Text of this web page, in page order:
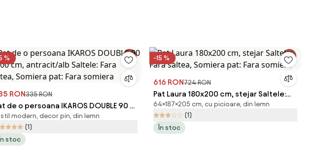
%
RON335 RON
de o persoana IKAROS DOUBLE 90 x
cm, antracit/alb Saltele: Fara
Somiera pat: Fara somiera
stil modern, decor pin, din lemn
(1)
În stoc
-15 %
616 RON724 RON
Pat Laura 180x200 cm, stejar Saltele:
Fara saltea, Somiera pat: Fara somiera
64×187×205 cm, cu picioare, din lemn
(1)
În stoc